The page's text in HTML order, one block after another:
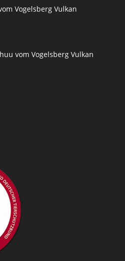
Vogelsberg Vulkan
vom Vogelsberg Vulkan